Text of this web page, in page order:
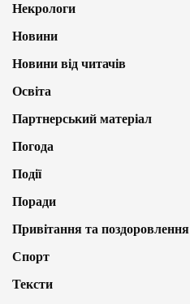
Некрологи
Новини
Новини від читачів
Освіта
Партнерський матеріал
Погода
Події
Поради
Привітання та поздоровлення
Спорт
Тексти